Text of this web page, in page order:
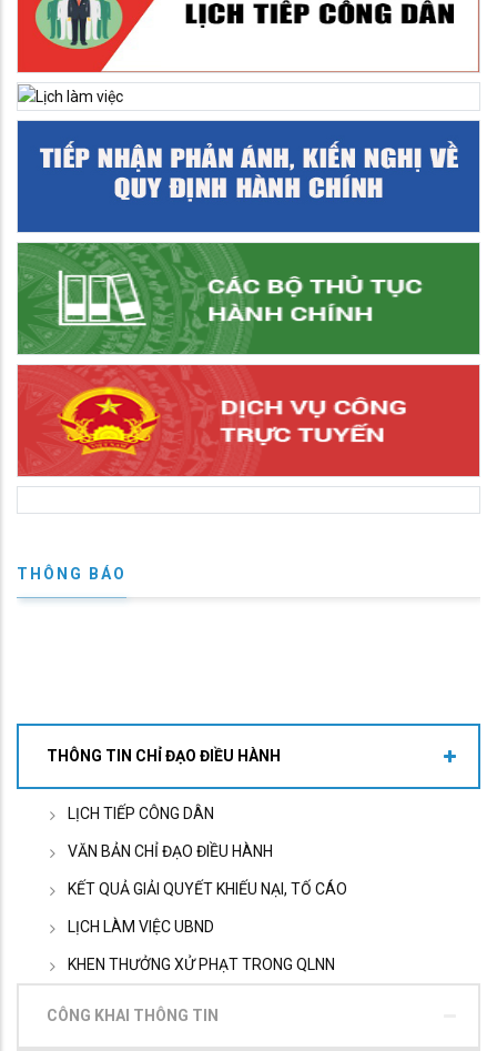
THÔNG BÁO
THÔNG TIN CHỈ ĐẠO ĐIỀU HÀNH
LỊCH TIẾP CÔNG DÂN
VĂN BẢN CHỈ ĐẠO ĐIỀU HÀNH
KẾT QUẢ GIẢI QUYẾT KHIẾU NẠI, TỐ CÁO
LỊCH LÀM VIỆC UBND
KHEN THƯỞNG XỬ PHẠT TRONG QLNN
CÔNG KHAI THÔNG TIN